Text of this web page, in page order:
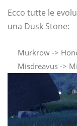
Ecco tutte le
una Dusk Stone:
Murkrow ->
Misdreavus ->